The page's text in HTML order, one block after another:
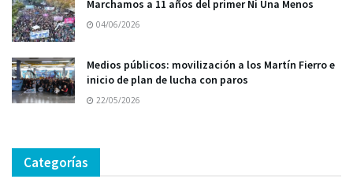
Marchamos a 11 años del primer Ni Una Menos
04/06/2026
Medios públicos: movilización a los Martín Fierro e
inicio de plan de lucha con paros
22/05/2026
Categorías